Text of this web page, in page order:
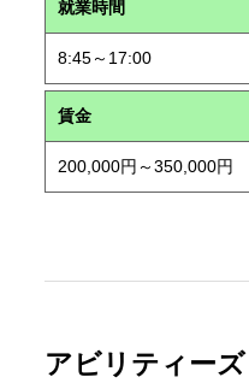
就業時間
8:45～17:00
賃金
200,000円～350,000円
アビリティー